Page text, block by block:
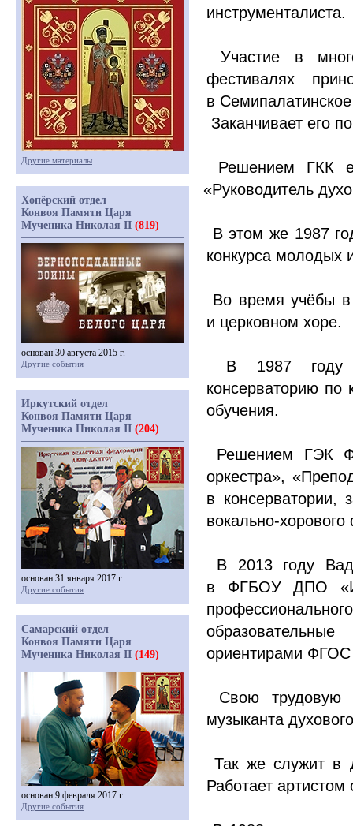
инструменталиста.
Участие в
фестивалях
в
Заканчивает его
Решением ГКК
«Руководитель
В этом же 1987
конкурса молодых
Во время учёбы
и церковном хоре.
В 1987 году
консерваторию по
обучения.
Решением ГЭК
оркестра»,
в консерватории,
вокально-
В 2013 году
в ФГБОУ ДПО
ориентирами ФГОС
Свою трудовую
музыканта
Так же служит в
Работает артистом
Другие материалы
Хопёрский отдел
Конвоя Памяти Царя
Мученика Николая II (819)
основан 30 августа 2015 г.
Другие события
Иркутский отдел
Конвоя Памяти Царя
Мученика Николая II (204)
основан 31 января 2017 г.
Другие события
Самарский отдел
Конвоя Памяти Царя
Мученика Николая II (149)
основан 9 февраля 2017 г.
Другие события